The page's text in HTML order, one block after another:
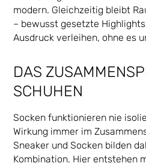
modern. Gleichzeitig bleibt
– bewusst gesetzte
Ausdruck verleihen, ohne es
DAS
SCHUHEN
Socken funktionieren nie
Wirkung immer im
Sneaker und Socken bilden
Kombination. Hier entstehen